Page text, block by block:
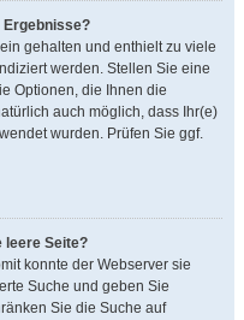
Ergebnisse?
gehalten und enthielt zu viele
werden. Stellen Sie eine
Optionen, die Ihnen die
auch möglich, dass Ihr(e)
wurden. Prüfen Sie ggf.
leere Seite?
konnte der Webserver sie
Suche und geben Sie
Sie die Suche auf